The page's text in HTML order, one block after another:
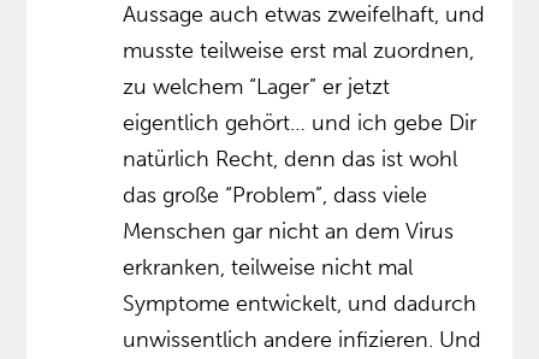
Aussage auch etwas zweifelhaft, und
musste teilweise erst mal zuordnen,
zu welchem “Lager” er jetzt
eigentlich gehört… und ich gebe Dir
natürlich Recht, denn das ist wohl
das große “Problem”, dass viele
Menschen gar nicht an dem Virus
erkranken, teilweise nicht mal
Symptome entwickelt, und dadurch
unwissentlich andere infizieren. Und